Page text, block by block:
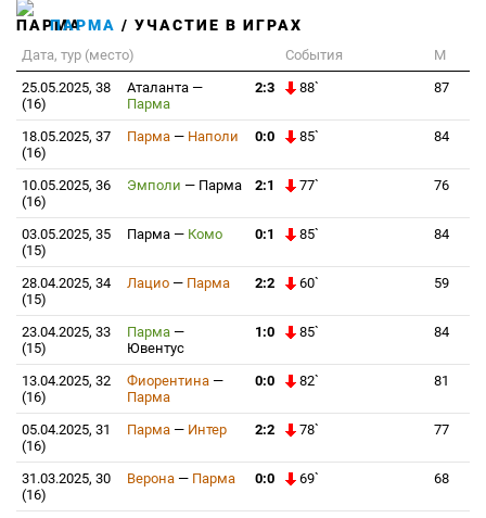
ПАРМА / УЧАСТИЕ В ИГРАХ
Дата, тур (место) События
М
25.05.2025, 38
(16)
Аталанта —
Парма
2:3 88` 87
18.05.2025, 37
(16)
Парма — Наполи 0:0 85` 84
10.05.2025, 36
(16)
Эмполи — Парма 2:1 77` 76
03.05.2025, 35
(15)
Парма — Комо 0:1 85` 84
28.04.2025, 34
(15)
Лацио — Парма 2:2 60` 59
23.04.2025, 33
(15)
Парма —
Ювентус
1:0 85` 84
13.04.2025, 32
(16)
Фиорентина —
Парма
0:0 82` 81
05.04.2025, 31
(16)
Парма — Интер 2:2 78` 77
31.03.2025, 30
(16)
Верона — Парма 0:0 69` 68